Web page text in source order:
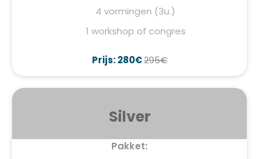
4 vormingen (3u.)
1 workshop of congres
Prijs: 280€295€
Silver
Pakket: